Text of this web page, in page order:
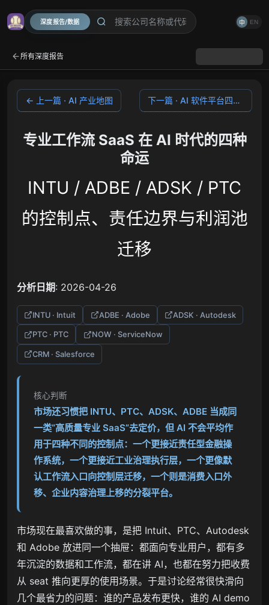
深度报告/数据 中 EN
所有深度报告
← 上一篇 · AI 产业地图 下一篇 · AI 软件平台四种控制点 →
专业工作流 SaaS 在 AI 时代的四种
命运
INTU / ADBE / ADSK / PTC
的控制点、责任边界与利润池
迁移
分析日期: 2026-04-26
INTU · Intuit ADBE · Adobe ADSK · Autodesk
PTC · PTC NOW · ServiceNow
CRM · Salesforce
核心判断
市场还习惯把 INTU、PTC、ADSK、ADBE 当成同
一类“高质量专业 SaaS”去定价，但 AI 不会平均作
用于四种不同的控制点：一个更接近责任型金融操
作系统，一个更接近工业治理执行层，一个更像默
认工作流入口向控制层迁移，一个则是消费入口外
移、企业内容治理上移的分裂平台。
市场现在最喜欢做的事，是把 Intuit、PTC、Autodesk
和 Adobe 放进同一个抽屉：都面向专业用户，都有多
年沉淀的数据和工作流，都在讲 AI，也都在努力把收费
从 seat 推向更厚的使用场景。于是讨论经常很快滑向
几个最省力的问题：谁的产品发布更快，谁的 AI demo